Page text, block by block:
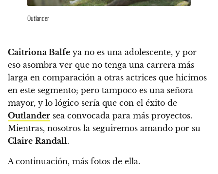
Outlander
Caitriona Balfe ya no es una adolescente, y por
eso asombra ver que no tenga una carrera más
larga en comparación a otras actrices que hicimos
en este segmento; pero tampoco es una señora
mayor, y lo lógico sería que con el éxito de
Outlander sea convocada para más proyectos.
Mientras, nosotros la seguiremos amando por su
Claire Randall.
A continuación, más fotos de ella.